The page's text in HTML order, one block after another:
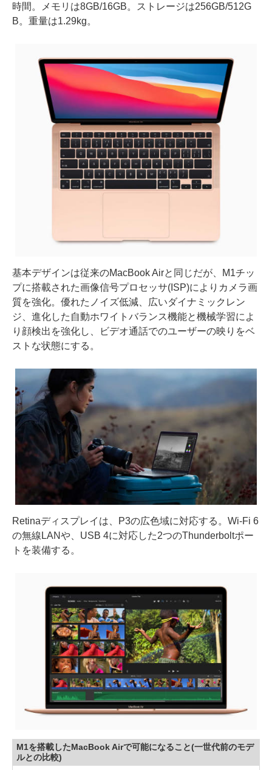
時間。メモリは8GB/16GB。ストレージは256GB/512G
B。重量は1.29kg。
基本デザインは従来のMacBook Airと同じだが、M1チッ
プに搭載された画像信号プロセッサ(ISP)によりカメラ画
質を強化。優れたノイズ低減、広いダイナミックレン
ジ、進化した自動ホワイトバランス機能と機械学習によ
り顔検出を強化し、ビデオ通話でのユーザーの映りをベ
ストな状態にする。
Retinaディスプレイは、P3の広色域に対応する。Wi-Fi 6
の無線LANや、USB 4に対応した2つのThunderboltポー
トを装備する。
M1を搭載したMacBook Airで可能になること(一世代前のモデ
ルとの比較)